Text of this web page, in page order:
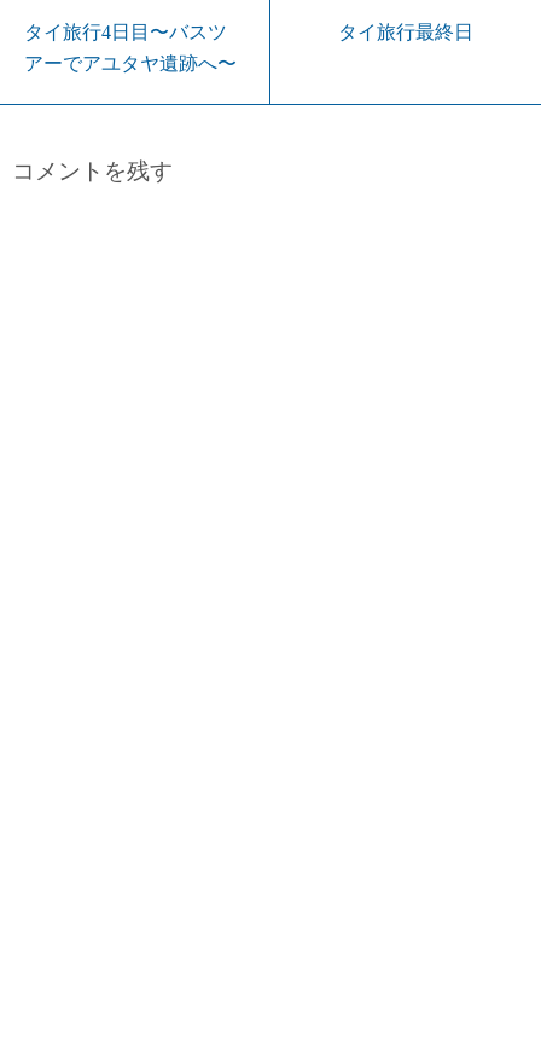
タイ旅行4日目〜バスツ
アーでアユタヤ遺跡へ〜
タイ旅行最終日
コメントを残す